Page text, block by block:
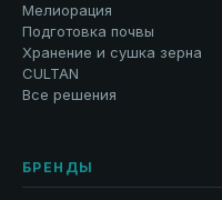
Мелиорация
Подготовка почвы
Хранение и сушка зерна
CULTAN
Все решения
БРЕНДЫ